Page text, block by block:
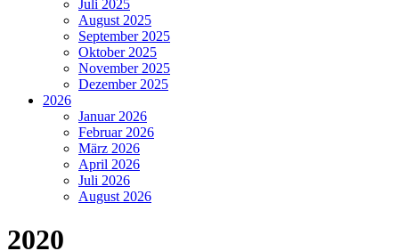
Juli 2025
August 2025
September 2025
Oktober 2025
November 2025
Dezember 2025
2026
Januar 2026
Februar 2026
März 2026
April 2026
Juli 2026
August 2026
2020